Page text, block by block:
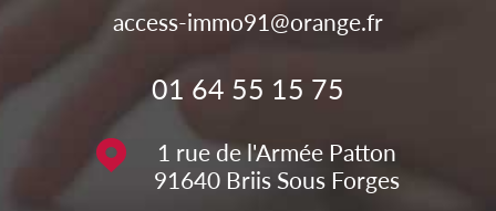
access-immo91@orange.fr
01 64 55 15 75
1 rue de l'Armée Patton
91640 Briis Sous Forges